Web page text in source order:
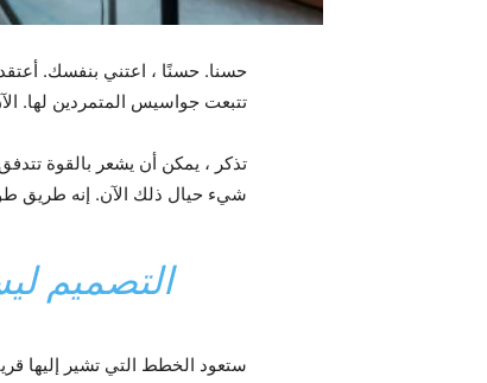
حسنا. حسنًا ، اعتني بنفسك.
تتبعت جواسيس المتمردين لها.
تذكر ، يمكن أن يشعر بالقوة
شيء حيال ذلك الآن. إنه طريق
التصميم
ستعود الخطط التي تشير إليها